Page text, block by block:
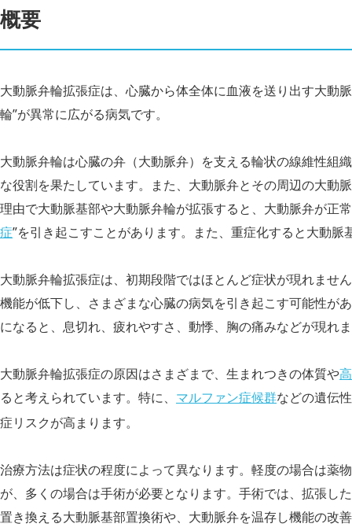
概要
大動脈弁輪拡張症は、心臓から体全体に血液を送り出す大動
輪”が異常に広がる病気です。
大動脈弁輪は心臓の弁（大動脈弁）を支える輪状の線維性組
な役割を果たしています。また、大動脈弁とその周辺の大動
理由で大動脈基部や大動脈弁輪が拡張すると、大動脈弁が正
症”を引き起こすことがあります。また、重症化すると大動
大動脈弁輪拡張症は、初期段階ではほとんど症状が現れませ
機能が低下し、さまざまな心臓の病気を引き起こす可能性が
になると、息切れ、疲れやすさ、動悸、胸の痛みなどが現れ
大動脈弁輪拡張症の原因はさまざまで、生まれつきの体質や
ると考えられています。特に、 マルファン症候群などの遺伝
症リスクが高まります。
治療方法は症状の程度によって異なります。軽度の場合は薬
が、多くの場合は手術が必要となります。手術では、拡張し
置き換える大動脈基部置換術や、大動脈弁を温存し機能の改